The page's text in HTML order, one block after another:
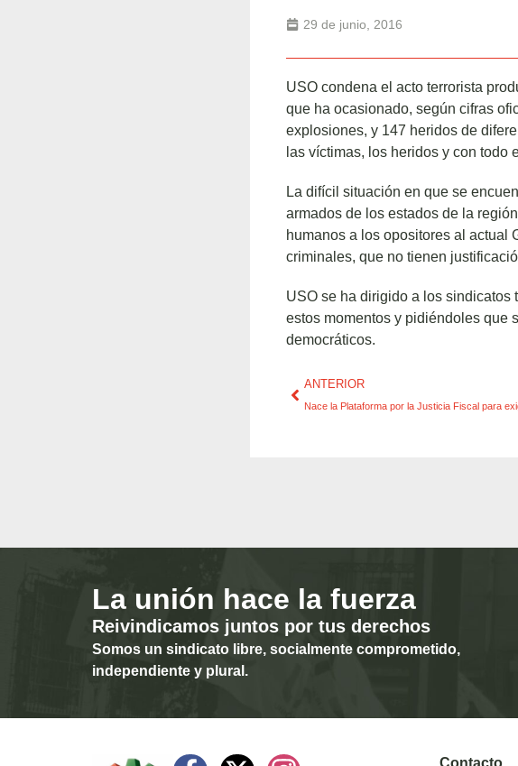
29 de junio, 2016
USO condena el acto terrorista
que ha ocasionado, según cifras
explosiones, y 147 heridos de
las víctimas, los heridos y con todo
La difícil situación en que se
armados de los estados de la
humanos a los opositores al actual
criminales, que no tienen
USO se ha dirigido a los
estos momentos y pidiéndoles que
democráticos.
ANTERIOR
La unión hace la fuerza
Reivindicamos juntos por tus derechos
Somos un sindicato libre, socialmente comprometido,
independiente y plural.
Contacto